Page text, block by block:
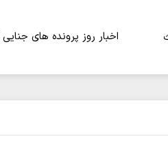
اخبار روز پرونده های جنایی